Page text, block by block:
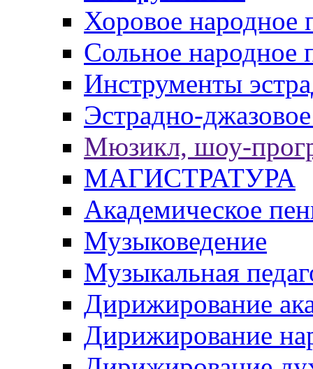
Хоровое народное
Сольное народное
Инструменты
Эстрадно-
Мюзикл, шоу-
МАГИСТРАТУРА
Академическое
Музыковедение
Музыкальная
Дирижирование
Дирижирование